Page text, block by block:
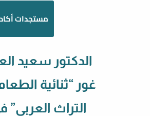
مستجدات
الدكتور سعيد
غور “ثنائية
التراث